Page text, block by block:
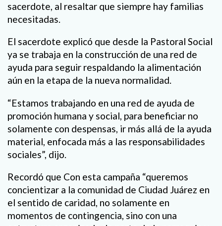
sacerdote, al resaltar que siempre hay familias
necesitadas.
El sacerdote explicó que desde la Pastoral Social
ya se trabaja en la construcción de una red de
ayuda para seguir respaldando la alimentación
aún en la etapa de la nueva normalidad.
“Estamos trabajando en una red de ayuda de
promoción humana y social, para beneficiar no
solamente con despensas, ir más allá de la ayuda
material, enfocada más a las responsabilidades
sociales”, dijo.
Recordó que Con esta campaña “queremos
concientizar a la comunidad de Ciudad Juárez en
el sentido de caridad, no solamente en
momentos de contingencia, sino con una